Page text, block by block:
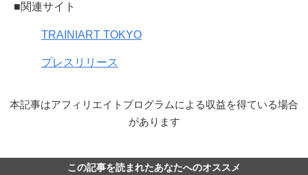
■関連サイト
TRAINIART TOKYO
プレスリリース
本記事はアフィリエイトプログラムによる収益を得ている場合
があります
この記事を読まれたあなたへのオススメ